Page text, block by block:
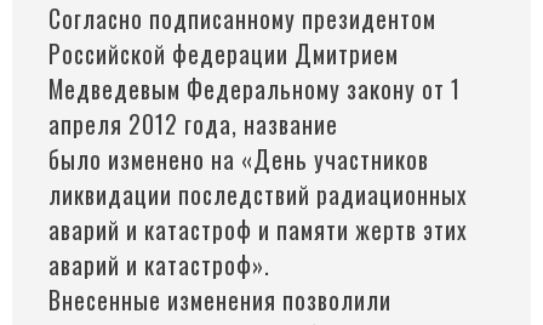
Согласно подписанному президентом
Российской федерации Дмитрием
Медведевым Федеральному закону от 1
апреля 2012 года, название
было изменено на «День участников
ликвидации последствий радиационных
аварий и катастроф и памяти жертв этих
аварий и катастроф».
Внесенные изменения позволили